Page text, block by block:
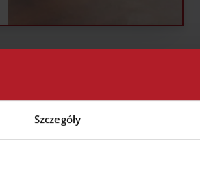
Szczegóły
dla mnie korzystanie
z usługi cash back?